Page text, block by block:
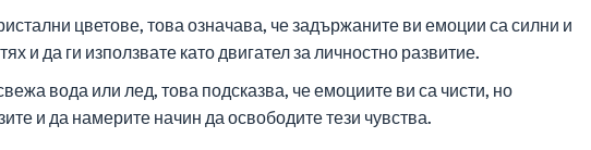
цветове, това означава, че задържаните ви емоции са силни и
и да ги използвате като двигател за личностно развитие.
вода или лед, това подсказва, че емоциите ви са чисти, но
и да намерите начин да освободите тези чувства.